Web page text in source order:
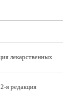
лекарственных
я редакция